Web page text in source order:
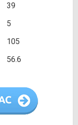
39
5
105
56.6